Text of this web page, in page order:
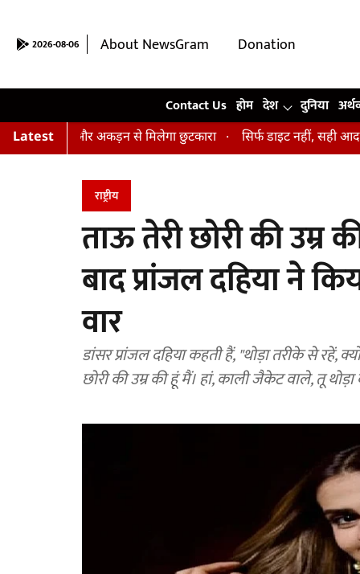
2026-08-06 About NewsGram
Donation
Contact Us होम देश दुनिया
Latest
और अकड़न से मिलेगा छुटकारा सिर्फ डाइट नहीं, सही आदतें भी हैं
राष्ट्रीय
ताऊ तेरी छोरी की
बाद प्रांजल दहिया ने
वार
डांसर प्रांजल दहिया कहती हैं, "थोड़ा तरीके से रहें,
छोरी की उम्र की हूं मैं। हां, काली जैकेट वाले, तू थोड़ा